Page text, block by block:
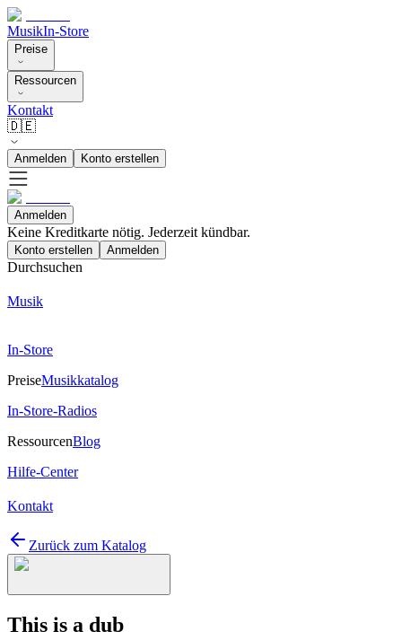
MusikIn-Store
Preise
Ressourcen
Kontakt
🇩🇪
Anmelden Konto erstellen
Anmelden
Keine Kreditkarte nötig. Jederzeit kündbar.
Konto erstellen Anmelden
Durchsuchen
Musik
In-Store
PreiseMusikkatalog
In-Store-Radios
RessourcenBlog
Hilfe-Center
Kontakt
Zurück zum Katalog
This is a dub